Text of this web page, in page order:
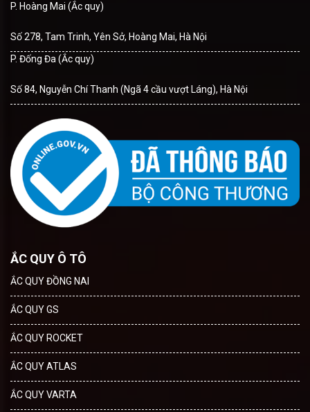
P. Hoàng Mai (Ắc quy)
Số 278, Tam Trinh, Yên Sở, Hoàng Mai, Hà Nội
P. Đống Đa (Ắc quy)
Số 84, Nguyễn Chí Thanh (Ngã 4 cầu vượt Láng), Hà Nội
ẮC QUY Ô TÔ
ẮC QUY ĐỒNG NAI
ẮC QUY GS
ẮC QUY ROCKET
ẮC QUY ATLAS
ẮC QUY VARTA